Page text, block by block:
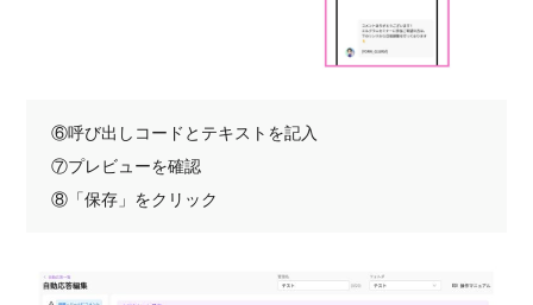
⑥呼び出しコードとテキストを記入
⑦プレビューを確認
⑧「保存」をクリック